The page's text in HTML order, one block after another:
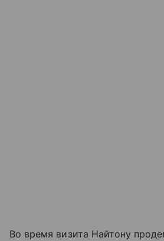
Во время визита Найтону